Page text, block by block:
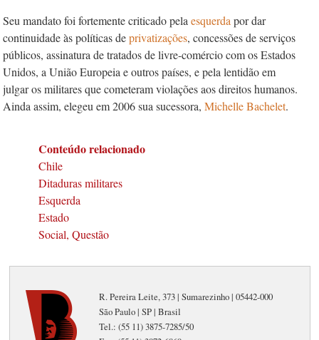
Seu mandato foi fortemente criticado pela esquerda por dar
continuidade às políticas deprivatizações, concessões de serviços
públicos, assinatura de tratados de livre-comércio com os Estados
Unidos, a União Europeia e outros países, e pela lentidão em
julgar os militares que cometeram violações aos direitos humanos.
Ainda assim, elegeu em 2006 sua sucessora, Michelle Bachelet.
Conteúdo relacionado
Chile
Ditaduras militares
Esquerda
Estado
Social, Questão
R. Pereira Leite, 373 | Sumarezinho | 05442-000
São Paulo | SP | Brasil
Tel.: (55 11) 3875-7285/50